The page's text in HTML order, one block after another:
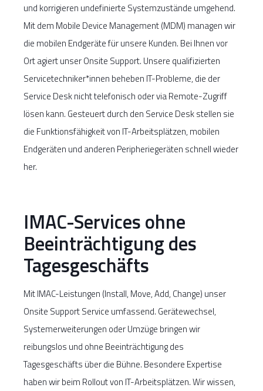
und korrigieren undefinierte Systemzustände umgehend.
Mit dem Mobile Device Management (MDM) managen wir
die mobilen Endgeräte für unsere Kunden. Bei Ihnen vor
Ort agiert unser Onsite Support. Unsere qualifizierten
Servicetechniker*innen beheben IT-Probleme, die der
Service Desk nicht telefonisch oder via Remote-Zugriff
lösen kann. Gesteuert durch den Service Desk stellen sie
die Funktionsfähigkeit von IT-Arbeitsplätzen, mobilen
Endgeräten und anderen Peripheriegeräten schnell wieder
her.
IMAC-Services ohne
Beeinträchtigung des
Tagesgeschäfts
Mit IMAC-Leistungen (Install, Move, Add, Change) unser
Onsite Support Service umfassend. Gerätewechsel,
Systemerweiterungen oder Umzüge bringen wir
reibungslos und ohne Beeinträchtigung des
Tagesgeschäfts über die Bühne. Besondere Expertise
haben wir beim Rollout von IT-Arbeitsplätzen. Wir wissen,